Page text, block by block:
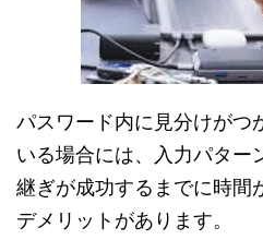
パスワード内に見分けがつ
いる場合には、入力パター
継ぎが成功するまでに時間
デメリットがあります。